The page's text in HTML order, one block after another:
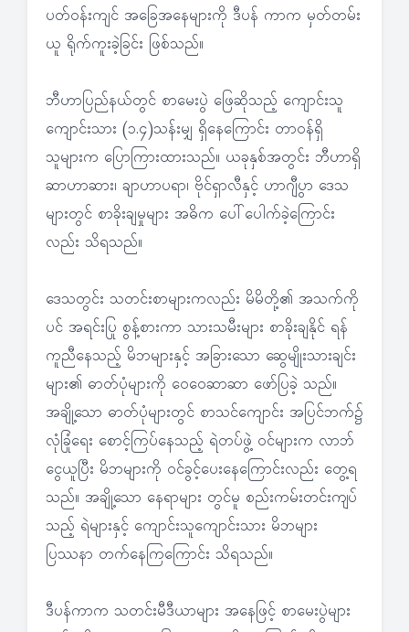
ပတ်ဝန်းကျင် အခြေအနေများကို ဒီပန် ကာက မှတ်တမ်း
ယူ ရိုက်ကူးခဲ့ခြင်း ဖြစ်သည်။
ဘီဟာပြည်နယ်တွင် စာမေးပွဲ ဖြေဆိုသည့် ကျောင်းသူ
ကျောင်းသား (၁.၄)သန်းမျှ ရှိနေကြောင်း တာဝန်ရှိ
သူများက ပြောကြားထားသည်။ ယခုနှစ်အတွင်း ဘီဟာရှိ
ဆာဟာဆား၊ ချာဟာပရာ၊ ဗိုင်ရှာလီနှင့် ဟာဂျီပွာ ဒေသ
များတွင် စာခိုးချမှုများ အဓိက ပေါ်ပေါက်ခဲ့ကြောင်း
လည်း သိရသည်။
ဒေသတွင်း သတင်းစာများကလည်း မိမိတို့၏ အသက်ကို
ပင် အရင်းပြု စွန့်စားကာ သားသမီးများ စာခိုးချနိုင် ရန်
ကူညီနေသည့် မိဘများနှင့် အခြားသော ဆွေမျိုးသားချင်း
များ၏ ဓာတ်ပုံများကို ဝေဝေဆာဆာ ဖော်ပြခဲ့ သည်။
အချို့သော ဓာတ်ပုံများတွင် စာသင်ကျောင်း အပြင်ဘက်၌
လုံခြုံရေး စောင့်ကြပ်နေသည့် ရဲတပ်ဖွဲ့ ဝင်များက လာဘ်
ငွေယူပြီး မိဘများကို ဝင်ခွင့်ပေးနေကြောင်းလည်း တွေ့ရ
သည်။ အချို့သော နေရာများ တွင်မူ စည်းကမ်းတင်းကျပ်
သည့် ရဲများနှင့် ကျောင်းသူကျောင်းသား မိဘများ
ပြဿနာ တက်နေကြကြောင်း သိရသည်။
ဒီပန်ကာက သတင်းမီဒီယာများ အနေဖြင့် စာမေးပွဲများ